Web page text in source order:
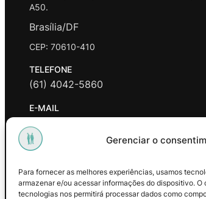
Gerenciar o
Para fornecer as melhores experiências, usamos
armazenar e/ou acessar informações do dispositivo. O
tecnologias nos permitirá processar dados como
A50.
Brasília/DF
CEP: 70610-410
TELEFONE
(61) 4042-5860
E-MAIL
contato@promasters.net.br
HORÁRIO DE ATENDIMENTO
Facebook Instagram Youtube